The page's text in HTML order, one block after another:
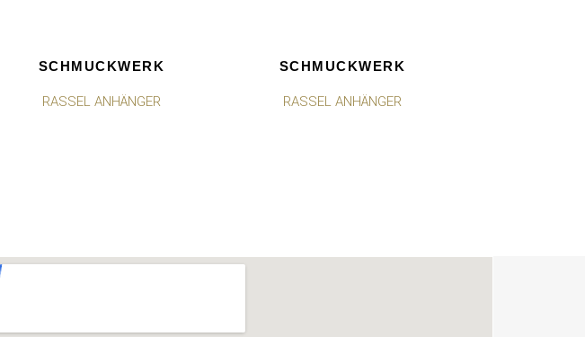
SCHMUCKWERK
RASSEL ANHÄNGER
SCHMUCKWERK
RASSEL ANHÄNGER